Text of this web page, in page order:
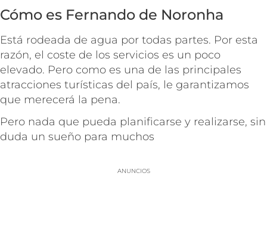
Cómo es Fernando de Noronha
Está rodeada de agua por todas partes. Por esta
razón, el coste de los servicios es un poco
elevado. Pero como es una de las principales
atracciones turísticas del país, le garantizamos
que merecerá la pena.
Pero nada que pueda planificarse y realizarse, sin
duda un sueño para muchos
ANUNCIOS